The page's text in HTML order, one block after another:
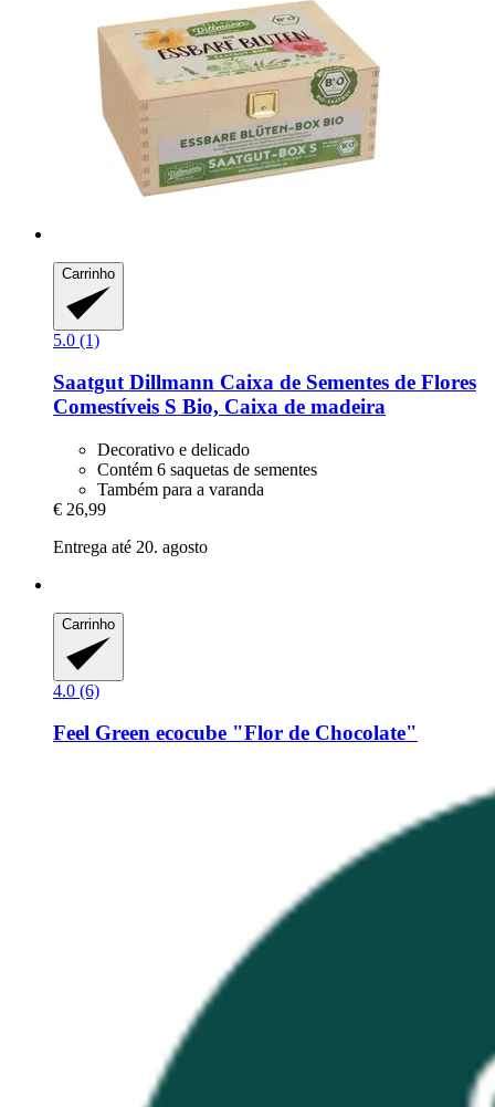
Carrinho
5.0 (1)
Saatgut Dillmann Caixa de Sementes de Flores
Comestíveis S Bio, Caixa de madeira
Decorativo e delicado
Contém 6 saquetas de sementes
Também para a varanda
€ 26,99
Entrega até 20. agosto
Carrinho
4.0 (6)
Feel Green ecocube "Flor de Chocolate"